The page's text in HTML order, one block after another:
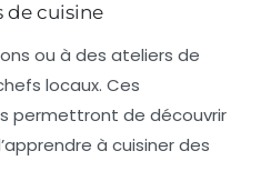
de cuisine
ou à des ateliers de
locaux. Ces
permettront de découvrir
à cuisiner des